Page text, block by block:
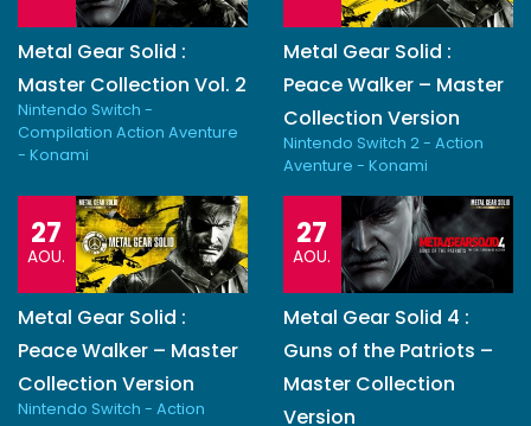
Metal Gear Solid :
Master Collection Vol. 2
Nintendo Switch -
Compilation Action Aventure
- Konami
Metal Gear Solid :
Peace Walker – Master
Collection Version
Nintendo Switch 2 - Action
Aventure - Konami
27
AOU.
Metal Gear Solid :
Peace Walker – Master
Collection Version
Nintendo Switch - Action
27
AOU.
Metal Gear Solid 4 :
Guns of the Patriots –
Master Collection
Version